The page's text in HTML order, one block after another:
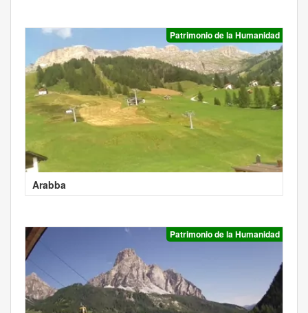
Patrimonio de la Humanidad
Arabba
Patrimonio de la Humanidad